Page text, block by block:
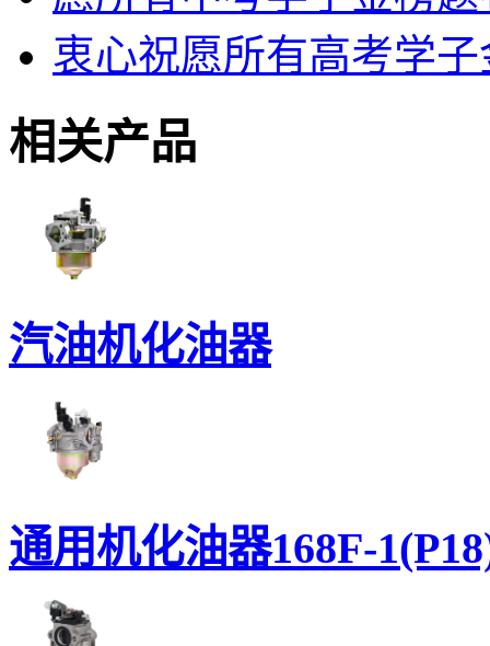
衷心祝愿所有高考学
相关产品
汽油机化油器
通用机化油器168F-